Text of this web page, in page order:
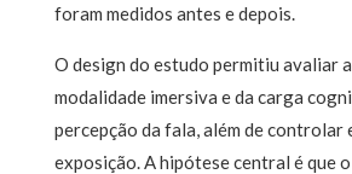
foram medidos antes e depois.
O design do estudo permitiu avaliar
modalidade imersiva e da carga
percepção da fala, além de controlar
exposição. A hipótese central é que